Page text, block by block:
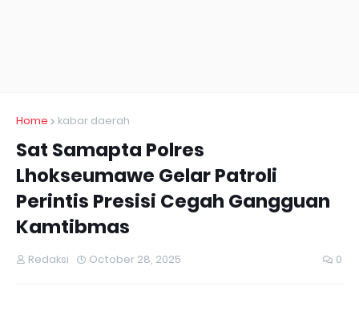
Home kabar daerah
Sat Samapta Polres
Lhokseumawe Gelar Patroli
Perintis Presisi Cegah Gangguan
Kamtibmas
Redaksi October 28, 2025 0